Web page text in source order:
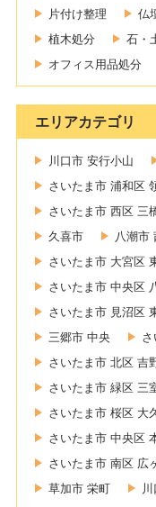
片付け整理
仏
植木処分
石・
オフィス用品処分
エリアカテゴリ
川口市 安行小山
さいたま市 浦和区
さいたま市 西区 三
久喜市
八潮市
さいたま市 大宮区
さいたま市 中央区
さいたま市 見沼区
三郷市 中央
さいたま市 北区 吉
さいたま市 緑区 三
さいたま市 桜区 大
さいたま市 中央区
さいたま市 南区 広
草加市 栄町